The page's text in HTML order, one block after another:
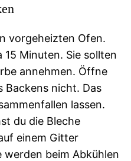
vorgeheizten Ofen.
Minuten. Sie sollten
annehmen. Öffne
Backens nicht. Das
lassen.
du die Bleche
einem Gitter
werden beim Abkühlen